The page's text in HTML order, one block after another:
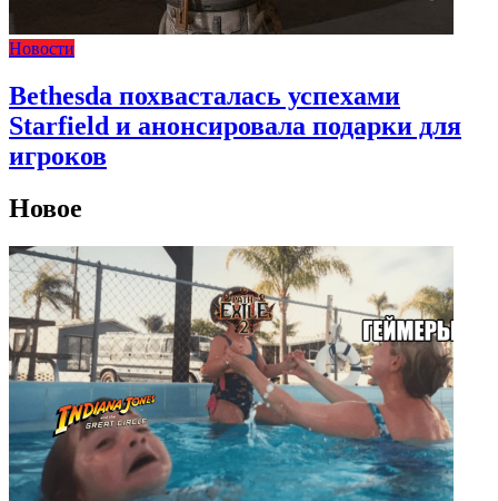
Новости
Bethesda похвасталась успехами
Starfield и анонсировала подарки для
игроков
Новое